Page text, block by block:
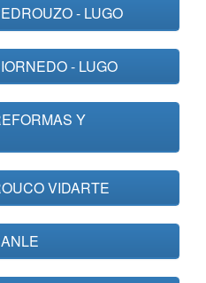
- LUGO
- LUGO
Y
VIDARTE